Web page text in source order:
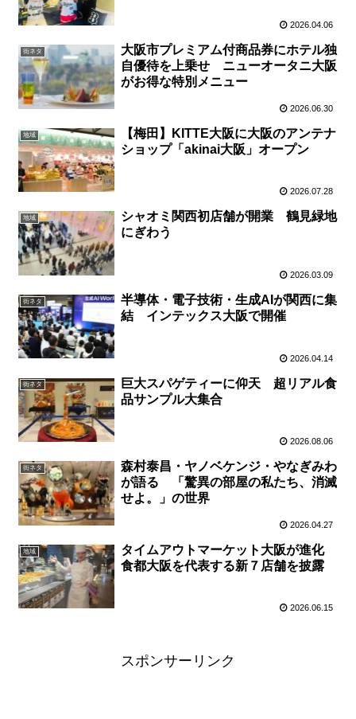
2026.04.06
街ネタ
大阪市プレミアム付商品券にホテル独
自優待を上乗せ ニューオータニ大阪
がお得な特別メニュー
2026.06.30
地域
【梅田】KITTE大阪に大阪のアンテナ
ショップ「akinai大阪」オープン
2026.07.28
地域
シャオミ関西初店舗が開業 鶴見緑地
にぎわう
2026.03.09
街ネタ
半導体・電子技術・生成AIが関西に集
結 インテックス大阪で開催
2026.04.14
街ネタ
巨大スパゲティーに仰天 超リアル食
品サンプル大集合
2026.08.06
街ネタ
森村泰昌・ヤノベケンジ・やなぎみわ
が語る 「驚異の部屋の私たち、消滅
せよ。」の世界
2026.04.27
地域
タイムアウトマーケット大阪が進化
食都大阪を代表する新７店舗を披露
2026.06.15
スポンサーリンク